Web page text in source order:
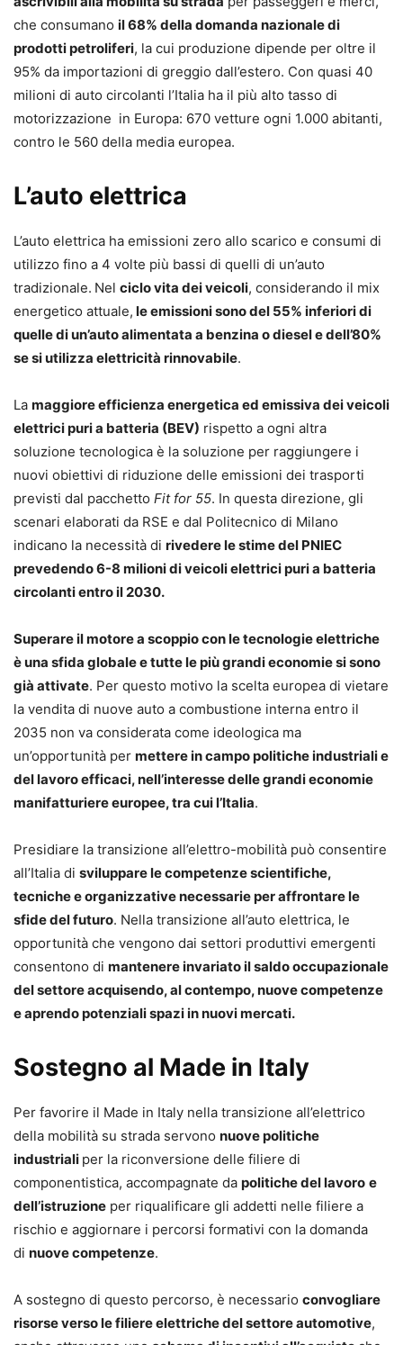
che consumano il 68% della domanda nazionale di
prodotti petroliferi, la cui produzione dipende per oltre il
95% da importazioni di greggio dall’estero. Con quasi 40
milioni di auto circolanti l’Italia ha il più alto tasso di
motorizzazione in Europa: 670 vetture ogni 1.000 abitanti,
contro le 560 della media europea.
L’auto elettrica
L’auto elettrica ha emissioni zero allo scarico e consumi di
utilizzo fino a 4 volte più bassi di quelli di un’auto
tradizionale. Nel ciclo vita dei veicoli, considerando il mix
energetico attuale, le emissioni sono del 55% inferiori di
quelle di un’auto alimentata a benzina o diesel e dell’80%
se si utilizza elettricità rinnovabile.
La maggiore efficienza energetica ed emissiva dei veicoli
elettrici puri a batteria (BEV) rispetto a ogni altra
soluzione tecnologica è la soluzione per raggiungere i
nuovi obiettivi di riduzione delle emissioni dei trasporti
previsti dal pacchetto Fit for 55. In questa direzione, gli
scenari elaborati da RSE e dal Politecnico di Milano
indicano la necessità di rivedere le stime del PNIEC
prevedendo 6-8 milioni di veicoli elettrici puri a batteria
circolanti entro il 2030.
Superare il motore a scoppio con le tecnologie elettriche
è una sfida globale e tutte le più grandi economie si sono
già attivate. Per questo motivo la scelta europea di vietare
la vendita di nuove auto a combustione interna entro il
2035 non va considerata come ideologica ma
un’opportunità per mettere in campo politiche industriali e
del lavoro efficaci, nell’interesse delle grandi economie
manifatturiere europee, tra cui l’Italia.
Presidiare la transizione all’elettro-mobilità può consentire
all’Italia di sviluppare le competenze scientifiche,
tecniche e organizzative necessarie per affrontare le
sfide del futuro. Nella transizione all’auto elettrica, le
opportunità che vengono dai settori produttivi emergenti
consentono di mantenere invariato il saldo occupazionale
del settore acquisendo, al contempo, nuove competenze
e aprendo potenziali spazi in nuovi mercati.
Sostegno al Made in Italy
Per favorire il Made in Italy nella transizione all’elettrico
della mobilità su strada servono nuove politiche
industriali per la riconversione delle filiere di
componentistica, accompagnate da politiche del lavoro e
dell’istruzione per riqualificare gli addetti nelle filiere a
rischio e aggiornare i percorsi formativi con la domanda
di nuove competenze.
A sostegno di questo percorso, è necessario convogliare
risorse verso le filiere elettriche del settore automotive,